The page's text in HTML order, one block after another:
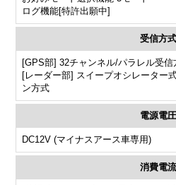
ログ機能[特許出願中]
受信方式
[GPS部] 32チャンネル/パラレル受信
[レーダー部] スイープオシレーター
ン方式
電源電圧
DC12V (マイナスアース車専用)
消費電流